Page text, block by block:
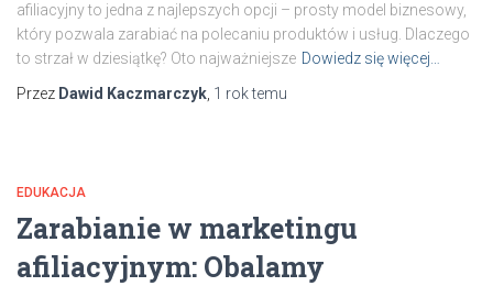
afiliacyjny to jedna z najlepszych opcji – prosty model biznesowy,
który pozwala zarabiać na polecaniu produktów i usług. Dlaczego
to strzał w dziesiątkę? Oto najważniejsze Dowiedz się więcej…
Przez Dawid Kaczmarczyk 1 roktemu
EDUKACJA
Zarabianie w marketingu
afiliacyjnym: Obalamy